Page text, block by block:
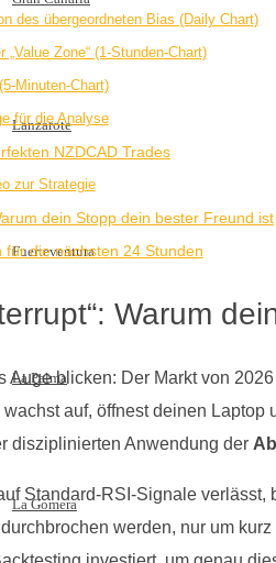
Lanzarote
Fuerteventura
La Palma
La Gomera
des übergeordneten Bias (Daily Chart)
„Value Zone“ (1-Stunden-Chart)
Minuten-Chart)
für die Analyse
NZDCAD Trades
zur Strategie
dein Stopp dein bester Freund ist
für die nächsten 24 Stunden
Warum
Auge blicken: Der Markt von
auf, öffnest deinen
disziplinierten Anwendung der
Standard-RSI-Signale
werden, nur um